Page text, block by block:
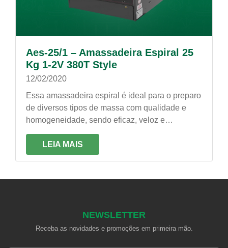
Aes-25/1 – Amassadeira Espiral 25
Kg 1-2V 380T Style
12/02/2020
Essa amassadeira espiral é ideal para o preparo
de diversos tipos de massa com qualidade e
homogeneidade, sendo eficaz, veloz e
econômica. É própria para trabalhos constantes!
LEIA MAIS
NEWSLETTER
Receba as novidades e promoções em primeira mão.